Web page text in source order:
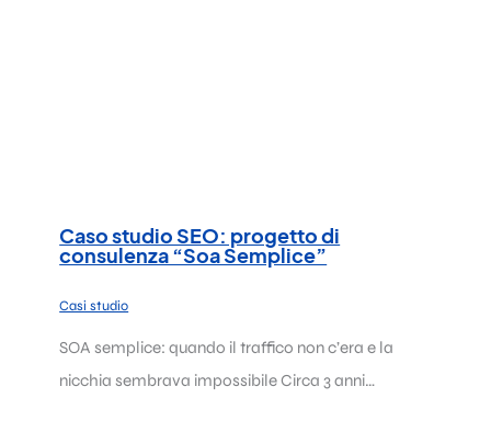
Caso studio SEO: progetto di
consulenza “Soa Semplice”
Casi studio
SOA semplice: quando il traffico non c’era e la
nicchia sembrava impossibile Circa 3 anni…